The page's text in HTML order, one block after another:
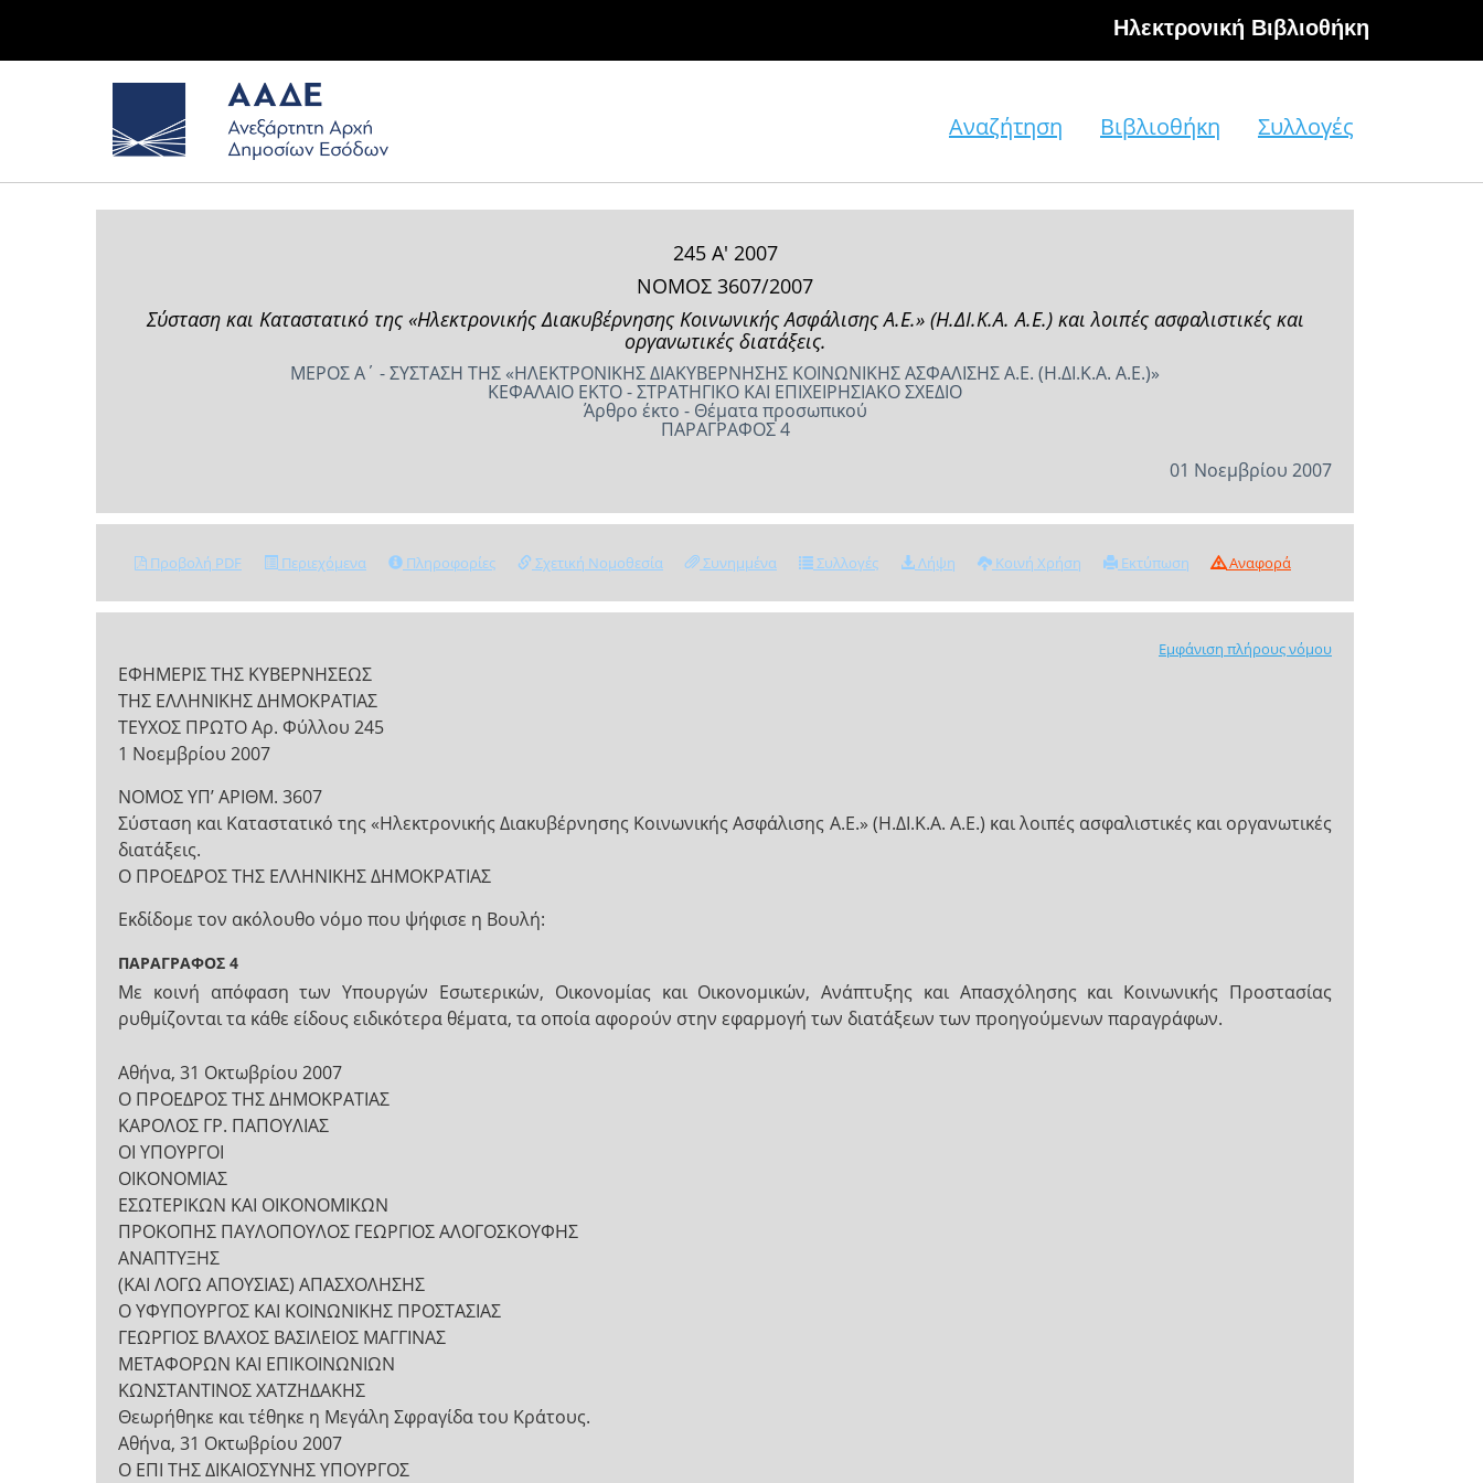
Hλεκτρονική Βιβλιοθήκη
Αναζήτηση Βιβλιοθήκη Συλλογές
245 Α' 2007
ΝΟΜΟΣ 3607/2007
Σύσταση και Καταστατικό της «Ηλεκτρονικής Διακυβέρνησης Κοινωνικής Ασφάλισης Α.Ε.» (Η.ΔΙ.Κ.Α. Α.Ε.) και λοιπές ασφαλιστικές και
οργανωτικές διατάξεις.
ΜΕΡΟΣ Α΄ - ΣΥΣΤΑΣΗ ΤΗΣ «ΗΛΕΚΤΡΟΝΙΚΗΣ ΔΙΑΚΥΒΕΡΝΗΣΗΣ ΚΟΙΝΩΝΙΚΗΣ ΑΣΦΑΛΙΣΗΣ Α.Ε. (Η.ΔΙ.Κ.Α. Α.Ε.)»
ΚΕΦΑΛΑΙΟ ΕΚΤΟ - ΣΤΡΑΤΗΓΙΚΟ ΚΑΙ ΕΠΙΧΕΙΡΗΣΙΑΚΟ ΣΧΕΔΙΟ
Άρθρο έκτο - Θέματα προσωπικού
ΠΑΡΑΓΡΑΦΟΣ 4
01 Νοεμβρίου 2007
Προβολή PDF Περιεχόμενα Πληροφορίες Σχετική Νομοθεσία Συνημμένα Συλλογές Λήψη Κοινή Χρήση Εκτύπωση Αναφορά
Εμφάνιση πλήρους νόμου
ΕΦΗΜΕΡΙΣ ΤΗΣ ΚΥΒΕΡΝΗΣΕΩΣ
ΤΗΣ ΕΛΛΗΝΙΚΗΣ ΔΗΜΟΚΡΑΤΙΑΣ
ΤΕΥΧΟΣ ΠΡΩΤΟ Αρ. Φύλλου 245
1 Νοεμβρίου 2007
NOMOΣ ΥΠ’ ΑΡΙΘΜ. 3607
Σύσταση και Καταστατικό της «Ηλεκτρονικής Διακυβέρνησης Κοινωνικής Ασφάλισης Α.Ε.» (Η.ΔΙ.Κ.Α. Α.Ε.) και λοιπές ασφαλιστικές και οργανωτικές
διατάξεις.
Ο ΠΡΟΕΔΡΟΣ ΤΗΣ ΕΛΛΗΝΙΚΗΣ ΔΗΜΟΚΡΑΤΙΑΣ
Εκδίδομε τον ακόλουθο νόμο που ψήφισε η Βουλή:
ΠΑΡΑΓΡΑΦΟΣ 4
Με κοινή απόφαση των Υπουργών Εσωτερικών, Οικονομίας και Οικονομικών, Ανάπτυξης και Απασχόλησης και Κοινωνικής Προστασίας
ρυθμίζονται τα κάθε είδους ειδικότερα θέματα, τα οποία αφορούν στην εφαρμογή των διατάξεων των προηγούμενων παραγράφων.
Αθήνα, 31 Οκτωβρίου 2007
Ο ΠΡΟΕΔΡΟΣ ΤΗΣ ΔΗΜΟΚΡΑΤΙΑΣ
ΚΑΡΟΛΟΣ ΓΡ. ΠΑΠΟΥΛΙΑΣ
ΟΙ ΥΠΟΥΡΓΟΙ
ΟΙΚΟΝΟΜΙΑΣ
ΕΣΩΤΕΡΙΚΩΝ ΚΑΙ ΟΙΚΟΝΟΜΙΚΩΝ
ΠΡΟΚΟΠΗΣ ΠΑΥΛΟΠΟΥΛΟΣ ΓΕΩΡΓΙΟΣ ΑΛΟΓΟΣΚΟΥΦΗΣ
ΑΝΑΠΤΥΞΗΣ
(ΚΑΙ ΛΟΓΩ ΑΠΟΥΣΙΑΣ) ΑΠΑΣΧΟΛΗΣΗΣ
Ο ΥΦΥΠΟΥΡΓΟΣ ΚΑΙ ΚΟΙΝΩΝΙΚΗΣ ΠΡΟΣΤΑΣΙΑΣ
ΓΕΩΡΓΙΟΣ ΒΛΑΧΟΣ ΒΑΣΙΛΕΙΟΣ ΜΑΓΓΙΝΑΣ
ΜΕΤΑΦΟΡΩΝ ΚΑΙ ΕΠΙΚΟΙΝΩΝΙΩΝ
ΚΩΝΣΤΑΝΤΙΝΟΣ ΧΑΤΖΗΔΑΚΗΣ
Θεωρήθηκε και τέθηκε η Μεγάλη Σφραγίδα του Κράτους.
Αθήνα, 31 Οκτωβρίου 2007
Ο ΕΠΙ ΤΗΣ ΔΙΚΑΙΟΣΥΝΗΣ ΥΠΟΥΡΓΟΣ